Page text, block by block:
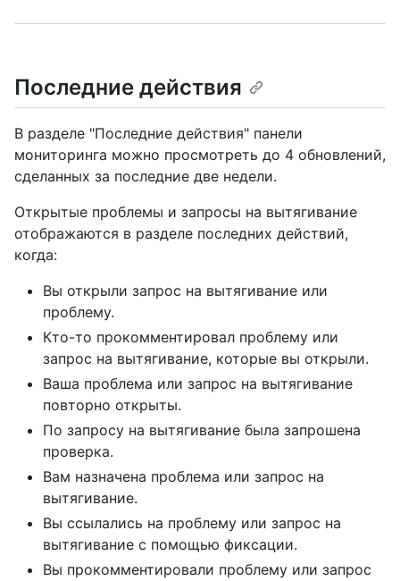
Последние действия
В разделе "Последние действия" панели
мониторинга можно просмотреть до 4 обновлений,
сделанных за последние две недели.
Открытые проблемы и запросы на вытягивание
отображаются в разделе последних действий,
когда:
Вы открыли запрос на вытягивание или
проблему.
Кто-то прокомментировал проблему или
запрос на вытягивание, которые вы открыли.
Ваша проблема или запрос на вытягивание
повторно открыты.
По запросу на вытягивание была запрошена
проверка.
Вам назначена проблема или запрос на
вытягивание.
Вы ссылались на проблему или запрос на
вытягивание с помощью фиксации.
Вы прокомментировали проблему или запрос